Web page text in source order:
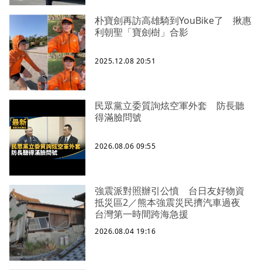
朴寶劍再訪高雄騎到YouBike了 揪惠
利朝聖「寶劍樹」合影
2025.12.08 20:51
民眾黨立委質詢炫空軍外套 防長聽
得滿臉問號
2026.08.06 09:55
強震派對照辦引公憤 台日友好物資
抵災區2／熊本強震災民擠汽車過夜
台灣第一時間跨海急援
2026.08.04 19:16